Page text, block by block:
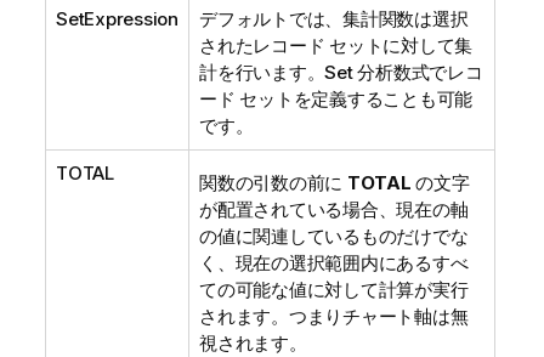
SetExpression
デフォルトでは、集計関数は選択
されたレコード セットに対して集
計を行います。Set 分析数式でレコ
ード セットを定義することも可能
です。
TOTAL 関数の引数の前に TOTAL の文字
が配置されている場合、現在の軸
の値に関連しているものだけでな
く、現在の選択範囲内にあるすべ
ての可能な値に対して計算が実行
されます。つまりチャート軸は無
視されます。